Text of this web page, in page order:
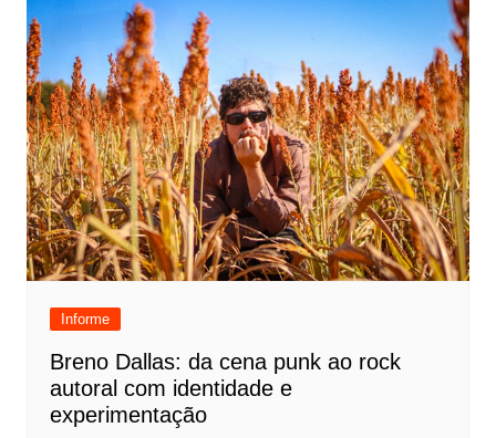
Informe
Breno Dallas: da cena punk ao rock
autoral com identidade e
experimentação